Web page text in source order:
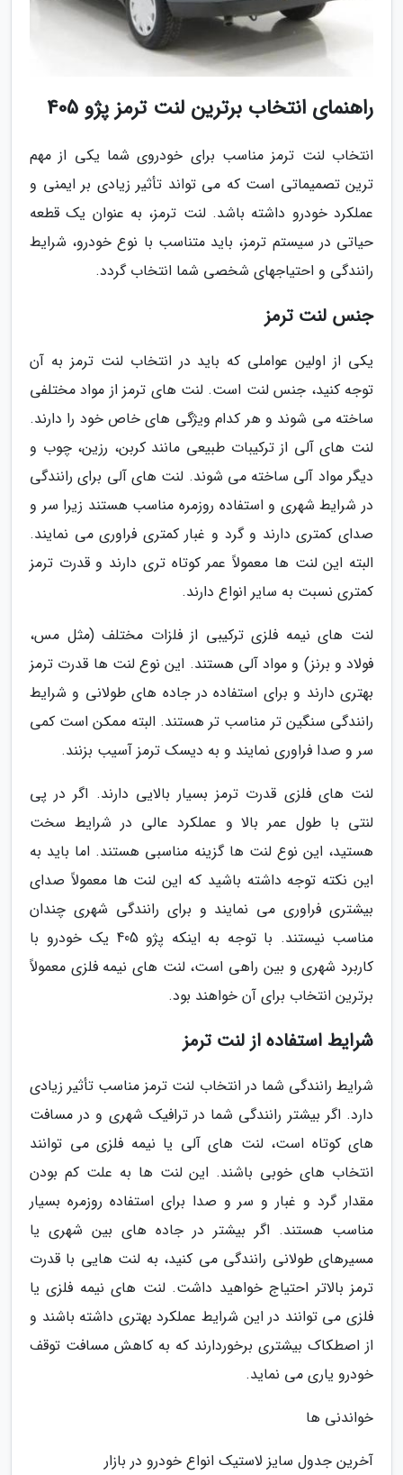
راهنمای انتخاب برترین لنت ترمز پژو 405
انتخاب لنت ترمز مناسب برای خودروی شما یکی از مهم
ترین تصمیماتی است که می تواند تأثیر زیادی بر ایمنی و
عملکرد خودرو داشته باشد. لنت ترمز، به عنوان یک قطعه
حیاتی در سیستم ترمز، باید متناسب با نوع خودرو، شرایط
رانندگی و احتیاجهای شخصی شما انتخاب گردد.
جنس لنت ترمز
یکی از اولین عواملی که باید در انتخاب لنت ترمز به آن
توجه کنید، جنس لنت است. لنت های ترمز از مواد مختلفی
ساخته می شوند و هر کدام ویژگی های خاص خود را دارند.
لنت های آلی از ترکیبات طبیعی مانند کربن، رزین، چوب و
دیگر مواد آلی ساخته می شوند. لنت های آلی برای رانندگی
در شرایط شهری و استفاده روزمره مناسب هستند زیرا سر و
صدای کمتری دارند و گرد و غبار کمتری فراوری می نمایند.
البته این لنت ها معمولاً عمر کوتاه تری دارند و قدرت ترمز
کمتری نسبت به سایر انواع دارند.
لنت های نیمه فلزی ترکیبی از فلزات مختلف (مثل مس،
فولاد و برنز) و مواد آلی هستند. این نوع لنت ها قدرت ترمز
بهتری دارند و برای استفاده در جاده های طولانی و شرایط
رانندگی سنگین تر مناسب تر هستند. البته ممکن است کمی
سر و صدا فراوری نمایند و به دیسک ترمز آسیب بزنند.
لنت های فلزی قدرت ترمز بسیار بالایی دارند. اگر در پی
لنتی با طول عمر بالا و عملکرد عالی در شرایط سخت
هستید، این نوع لنت ها گزینه مناسبی هستند. اما باید به
این نکته توجه داشته باشید که این لنت ها معمولاً صدای
بیشتری فراوری می نمایند و برای رانندگی شهری چندان
مناسب نیستند. با توجه به اینکه پژو 405 یک خودرو با
کاربرد شهری و بین راهی است، لنت های نیمه فلزی معمولاً
برترین انتخاب برای آن خواهند بود.
شرایط استفاده از لنت ترمز
شرایط رانندگی شما در انتخاب لنت ترمز مناسب تأثیر زیادی
دارد. اگر بیشتر رانندگی شما در ترافیک شهری و در مسافت
های کوتاه است، لنت های آلی یا نیمه فلزی می توانند
انتخاب های خوبی باشند. این لنت ها به علت کم بودن
مقدار گرد و غبار و سر و صدا برای استفاده روزمره بسیار
مناسب هستند. اگر بیشتر در جاده های بین شهری یا
مسیرهای طولانی رانندگی می کنید، به لنت هایی با قدرت
ترمز بالاتر احتیاج خواهید داشت. لنت های نیمه فلزی یا
فلزی می توانند در این شرایط عملکرد بهتری داشته باشند و
از اصطکاک بیشتری برخوردارند که به کاهش مسافت توقف
خودرو یاری می نماید.
خواندنی ها
آخرین جدول سایز لاستیک انواع خودرو در بازار